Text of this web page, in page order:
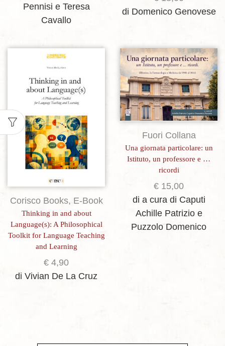
Pennisi e Teresa
Cavallo
di Domenico Genovese
Aggiungi alla lista dei desideri
Corisco Books, E-Book
Thinking in and about
Language(s): A Philosophical
Toolkit for Language Teaching
and Learning
€ 4,90
di Vivian De La Cruz
Aggiungi alla lista dei desideri
Fuori Collana
Una giornata particolare: un
Istituto, un professore e …
ricordi
€ 15,00
di a cura di Caputi
Achille Patrizio e
Puzzolo Domenico